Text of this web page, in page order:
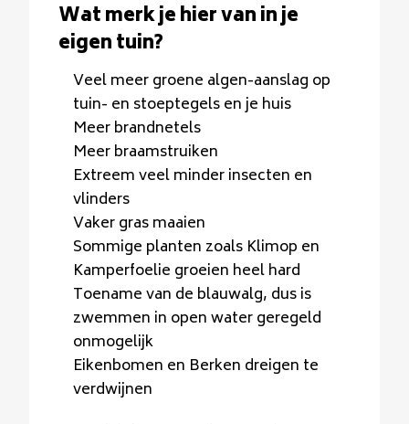
Wat merk je hier van in je
eigen tuin?
Veel meer groene algen-aanslag op
tuin- en stoeptegels en je huis
Meer brandnetels
Meer braamstruiken
Extreem veel minder insecten en
vlinders
Vaker gras maaien
Sommige planten zoals Klimop en
Kamperfoelie groeien heel hard
Toename van de blauwalg, dus is
zwemmen in open water geregeld
onmogelijk
Eikenbomen en Berken dreigen te
verdwijnen